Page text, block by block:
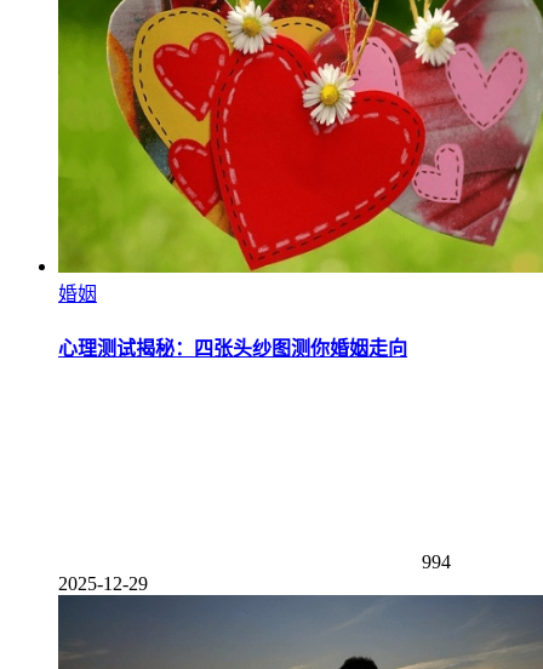
婚姻
心理测试揭秘：四张头纱图测你婚姻走向
994
2025-12-29